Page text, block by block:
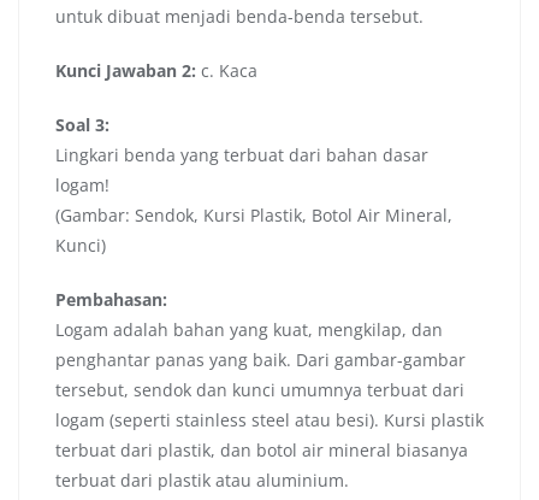
untuk dibuat menjadi benda-benda tersebut.
Kunci Jawaban 2: c. Kaca
Soal 3:
Lingkari benda yang terbuat dari bahan dasar
logam!
(Gambar: Sendok, Kursi Plastik, Botol Air Mineral,
Kunci)
Pembahasan:
Logam adalah bahan yang kuat, mengkilap, dan
penghantar panas yang baik. Dari gambar-gambar
tersebut, sendok dan kunci umumnya terbuat dari
logam (seperti stainless steel atau besi). Kursi plastik
terbuat dari plastik, dan botol air mineral biasanya
terbuat dari plastik atau aluminium.